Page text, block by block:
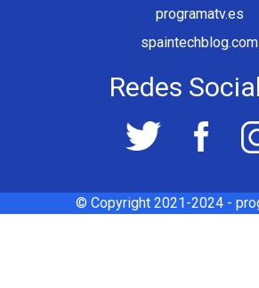
programatv.es
spaintechblog.com
Redes
© Copyright 2021-2024 -